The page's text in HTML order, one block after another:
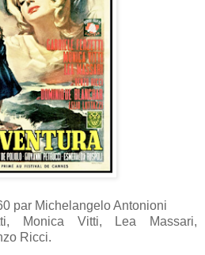
par Michelangelo Antonioni
Monica Vitti, Lea Massari,
Ricci.